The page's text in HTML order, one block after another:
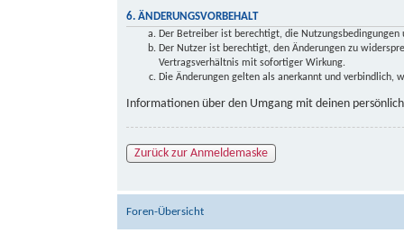
6. ÄNDERUNGSVORBEHALT
Der Betreiber ist berechtigt, die
Der Nutzer ist berechtigt, den Änderungen zu
Vertragsverhältnis mit sofortiger Wirkung.
Die Änderungen gelten als anerkannt und verbindlich,
Informationen über den Umgang mit deinen
Zurück zur Anmeldemaske
Foren-Übersicht